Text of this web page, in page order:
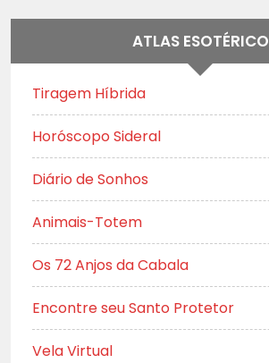
ATLAS ESOTÉRICO
Tiragem Híbrida
Horóscopo Sideral
Diário de Sonhos
Animais-Totem
Os 72 Anjos da Cabala
Encontre seu Santo Protetor
Vela Virtual